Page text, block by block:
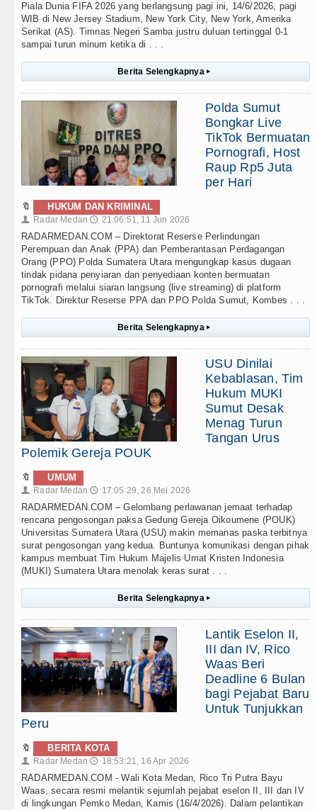
Piala Dunia FIFA 2026 yang berlangsung pagi ini, 14/6/2026, pagi
WIB di New Jersey Stadium, New York City, New York, Amerika
Serikat (AS). Timnas Negeri Samba justru duluan tertinggal 0-1
sampai turun minum ketika di . . .
Berita Selengkapnya ▸
Polda Sumut
Bongkar Live
TikTok Bermuatan
Pornografi, Host
Raup Rp5 Juta
per Hari
🔖 HUKUM DAN KRIMINAL
👤 Radar Medan 🕔 21:06:51, 11 Jun 2026
RADARMEDAN.COM – Direktorat Reserse Perlindungan
Perempuan dan Anak (PPA) dan Pemberantasan Perdagangan
Orang (PPO) Polda Sumatera Utara mengungkap kasus dugaan
tindak pidana penyiaran dan penyediaan konten bermuatan
pornografi melalui siaran langsung (live streaming) di platform
TikTok. Direktur Reserse PPA dan PPO Polda Sumut, Kombes . . .
Berita Selengkapnya ▸
USU Dinilai
Kebablasan, Tim
Hukum MUKI
Sumut Desak
Menag Turun
Tangan Urus
Polemik Gereja POUK
🔖 UMUM
👤 Radar Medan 🕔 17:05:29, 26 Mei 2026
RADARMEDAN.COM – Gelombang perlawanan jemaat terhadap
rencana pengosongan paksa Gedung Gereja Oikoumene (POUK)
Universitas Sumatera Utara (USU) makin memanas paska terbitnya
surat pengosongan yang kedua. Buntunya komunikasi dengan pihak
kampus membuat Tim Hukum Majelis Umat Kristen Indonesia
(MUKI) Sumatera Utara menolak keras surat . . .
Berita Selengkapnya ▸
Lantik Eselon II,
III dan IV, Rico
Waas Beri
Deadline 6 Bulan
bagi Pejabat Baru
Untuk Tunjukkan
Peru
🔖 BERITA KOTA
👤 Radar Medan 🕔 18:53:21, 16 Apr 2026
RADARMEDAN.COM - Wali Kota Medan, Rico Tri Putra Bayu
Waas, secara resmi melantik sejumlah pejabat eselon II, III dan IV
di lingkungan Pemko Medan, Kamis (16/4/2026). Dalam pelantikan